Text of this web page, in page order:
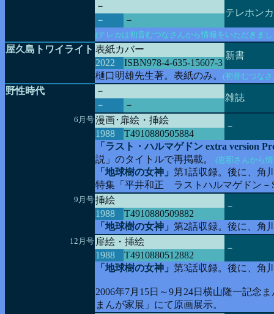
－
テレホン
－ －
(テレカは初音むつなさんから情報をいただきま
屋久島トワイライト 表紙カバー
新書
2022
ISBN978-4-635-15607-3
樋口明雄先生著。表紙のみ。 (初音むつな
野性時代 －
雑誌
－ －
6月号漫画･扉絵・挿絵
－
1988
T4910880505884
「ラスト・ハルマゲドン extra version
説」のタイトルで再掲載。 (恵那さんから
「地球樹の女神」 第1話収録。後に、角
特集「平井和正 ラストハルマゲドン－
9月号挿絵
－
1988
T4910880509882
「地球樹の女神」 第2話収録。後に、角
12月号 扉絵・挿絵
－
1988
T4910880512882
「地球樹の女神」 第3話収録。後に、角
2006年7月15日～9月24日横山隆一記念
まんが家展」にて原画展示。